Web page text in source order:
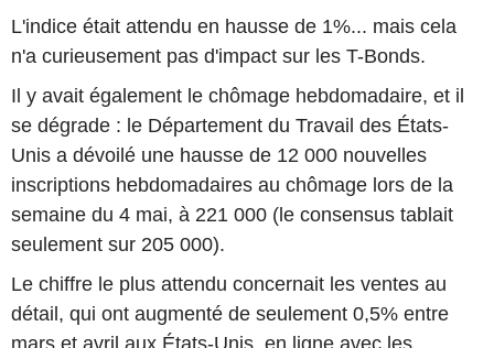
L'indice était attendu en hausse de 1%... mais cela
n'a curieusement pas d'impact sur les T-Bonds.
Il y avait également le chômage hebdomadaire, et il
se dégrade : le Département du Travail des États-
Unis a dévoilé une hausse de 12 000 nouvelles
inscriptions hebdomadaires au chômage lors de la
semaine du 4 mai, à 221 000 (le consensus tablait
seulement sur 205 000).
Le chiffre le plus attendu concernait les ventes au
détail, qui ont augmenté de seulement 0,5% entre
mars et avril aux États-Unis, en ligne avec les